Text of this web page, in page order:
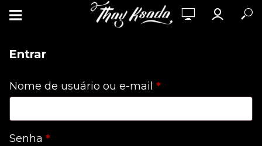
Entrar
Nome de usuário ou e-mail *Obrigatório
Senha *Obrigatório